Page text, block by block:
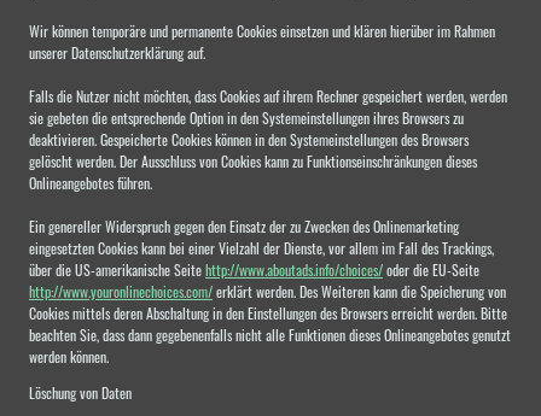
Wir können temporäre und permanente Cookies einsetzen und klären hierüber im Rahmen
unserer Datenschutzerklärung auf.
Falls die Nutzer nicht möchten, dass Cookies auf ihrem Rechner gespeichert werden, werden
sie gebeten die entsprechende Option in den Systemeinstellungen ihres Browsers zu
deaktivieren. Gespeicherte Cookies können in den Systemeinstellungen des Browsers
gelöscht werden. Der Ausschluss von Cookies kann zu Funktionseinschränkungen dieses
Onlineangebotes führen.
Ein genereller Widerspruch gegen den Einsatz der zu Zwecken des Onlinemarketing
eingesetzten Cookies kann bei einer Vielzahl der Dienste, vor allem im Fall des Trackings,
über die US-amerikanische Seitehttp://www.aboutads.info/choices/oder die EU-Seite
http://www.youronlinechoices.com/erklärt werden. Des Weiteren kann die Speicherung von
Cookies mittels deren Abschaltung in den Einstellungen des Browsers erreicht werden. Bitte
beachten Sie, dass dann gegebenenfalls nicht alle Funktionen dieses Onlineangebotes genutzt
werden können.
Löschung von Daten